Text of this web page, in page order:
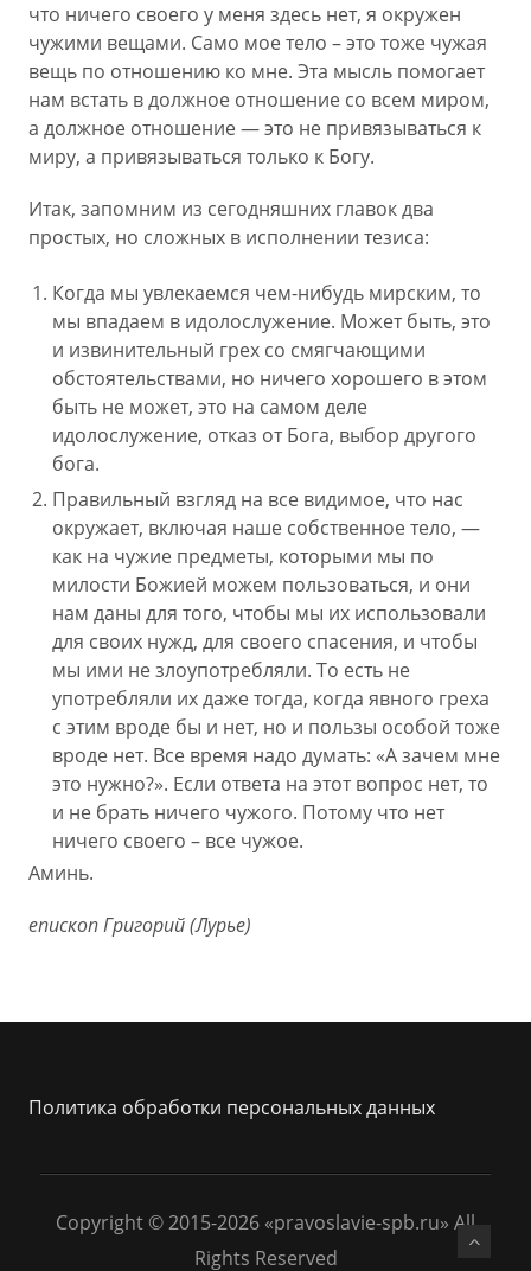
что ничего своего у меня здесь нет, я окружен
чужими вещами. Само мое тело – это тоже чужая
вещь по отношению ко мне. Эта мысль помогает
нам встать в должное отношение со всем миром,
а должное отношение — это не привязываться к
миру, а привязываться только к Богу.
Итак, запомним из сегодняшних главок два
простых, но сложных в исполнении тезиса:
Когда мы увлекаемся чем-нибудь мирским, то
мы впадаем в идолослужение. Может быть, это
и извинительный грех со смягчающими
обстоятельствами, но ничего хорошего в этом
быть не может, это на самом деле
идолослужение, отказ от Бога, выбор другого
бога.
Правильный взгляд на все видимое, что нас
окружает, включая наше собственное тело, —
как на чужие предметы, которыми мы по
милости Божией можем пользоваться, и они
нам даны для того, чтобы мы их использовали
для своих нужд, для своего спасения, и чтобы
мы ими не злоупотребляли. То есть не
употребляли их даже тогда, когда явного греха
с этим вроде бы и нет, но и пользы особой тоже
вроде нет. Все время надо думать: «А зачем мне
это нужно?». Если ответа на этот вопрос нет, то
и не брать ничего чужого. Потому что нет
ничего своего – все чужое.
Аминь.
епископ Григорий (Лурье)
Политика обработки персональных данных
Copyright © 2015-2026 «pravoslavie-spb.ru» All
Rights Reserved